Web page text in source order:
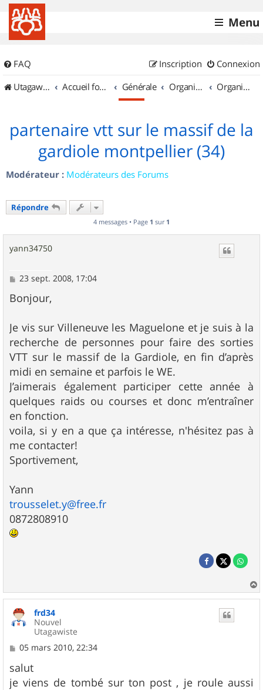
Menu
FAQ Connexion
Inscription
UtagawaVTT (Randos VTT et VTTAE avec traces GPS)
Accueil forum Générale Organisation de sorties & Recherche de partenaires Organisation de sorties en région Languedoc Roussillon
partenaire vtt sur le massif de la
gardiole montpellier (34)
Modérateur : Modérateurs des Forums
Répondre
4 messages • Page 1 sur 1
yann34750
M
s
s
g
e
23 sept. 2008, 17:04
Bonjour,
Je vis sur Villeneuve les Maguelone et je suis à la
recherche de personnes pour faire des sorties
VTT sur le massif de la Gardiole, en fin d’après
midi en semaine et parfois le WE.
J’aimerais également participer cette année à
quelques raids ou courses et donc m’entraîner
en fonction.
voila, si y en a que ça intéresse, n'hésitez pas à
me contacter!
Sportivement,
Yann
trousselet.y@free.fr
0872808910
a
frd34
Nouvel
Utagawiste
M
s
s
a
05 mars 2010, 22:34
salut
je viens de tombé sur ton post , je roule aussi